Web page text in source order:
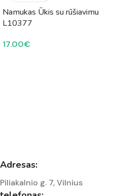
Namukas Ūkis su rūšiavimu
L10377
17.00€
Adresas:
Piliakalnio g. 7, Vilnius